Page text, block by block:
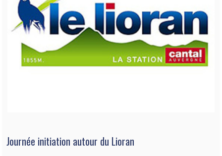
Journée initiation autour du Lioran